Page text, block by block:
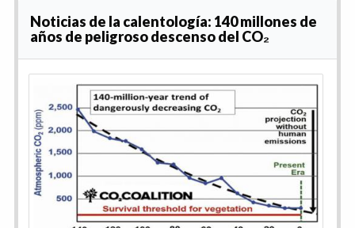
Noticias de la calentología: 140 millones de
años de peligroso descenso del CO₂